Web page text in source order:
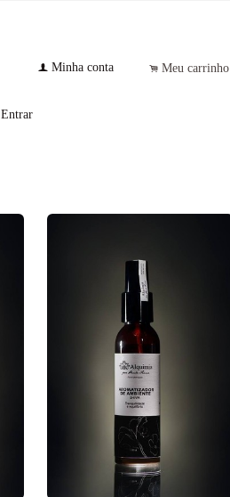
f Minha conta . Meu carrinho
Entrar